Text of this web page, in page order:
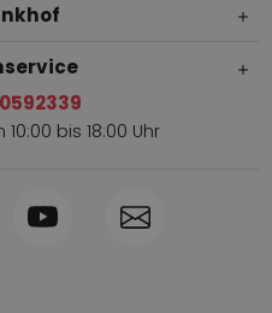
bis 18:00 Uhr